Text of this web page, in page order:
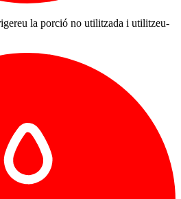
la porció no utilitzada i utilitzeu-